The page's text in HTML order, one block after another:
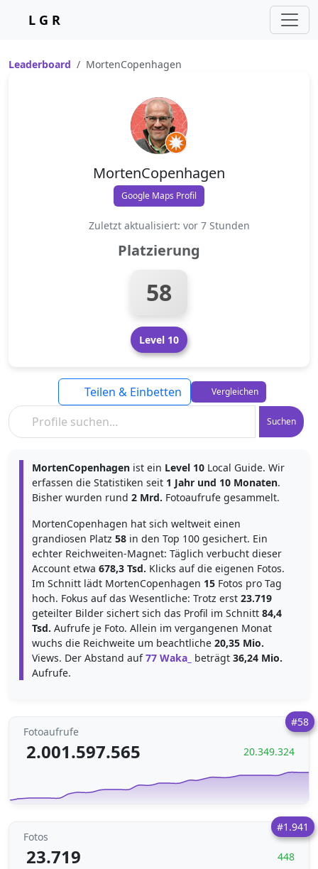
L G R
Leaderboard MortenCopenhagen
MortenCopenhagen
Google Maps Profil
Zuletzt aktualisiert: vor 7 Stunden
Platzierung
58
Level 10
Suchen
Teilen & Einbetten Vergleichen
MortenCopenhagen ist ein Level 10 Local Guide. Wir
erfassen die Statistiken seit 1 Jahr und 10 Monaten.
Bisher wurden rund 2 Mrd. Fotoaufrufe gesammelt.
MortenCopenhagen hat sich weltweit einen
grandiosen Platz 58 in den Top 100 gesichert. Ein
echter Reichweiten-Magnet: Täglich verbucht dieser
Account etwa 678,3 Tsd. Klicks auf die eigenen Fotos.
Im Schnitt lädt MortenCopenhagen 15 Fotos pro Tag
hoch. Fokus auf das Wesentliche: Trotz erst 23.719
geteilter Bilder sichert sich das Profil im Schnitt 84,4
Tsd. Aufrufe je Foto. Allein im vergangenen Monat
wuchs die Reichweite um beachtliche 20,35 Mio.
Views. Der Abstand auf77 Waka_ beträgt 36,24 Mio.
Aufrufe.
#58
Fotoaufrufe
2.001.597.565 20.349.324
#1.941
Fotos
23.719 448